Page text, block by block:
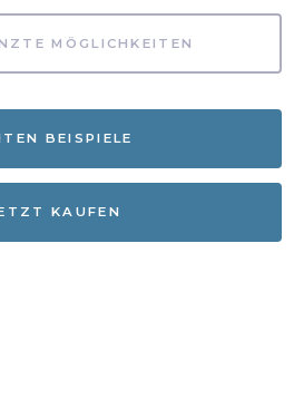
MÖGLICHKEITEN
BEISPIELE
KAUFEN